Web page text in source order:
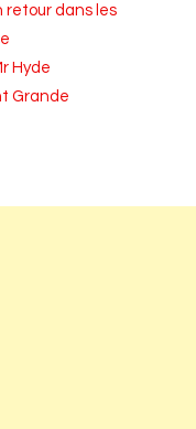
retour dans les
Hyde
Grande